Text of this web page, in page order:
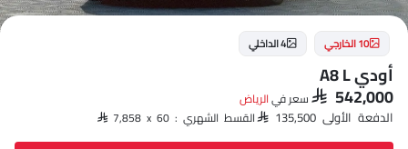
10 الخارجي 4 الداخلي
أودي A8 L
SAR 542,000 سعر فيالرياض‎
الدفعة الأولى SAR 135,500 القسط الشهري : SAR 7,858 x 60